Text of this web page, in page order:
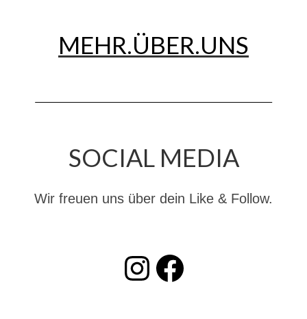
MEHR.ÜBER.UNS
SOCIAL MEDIA
Wir freuen uns über dein Like & Follow.
INSTAGRAM Facebook